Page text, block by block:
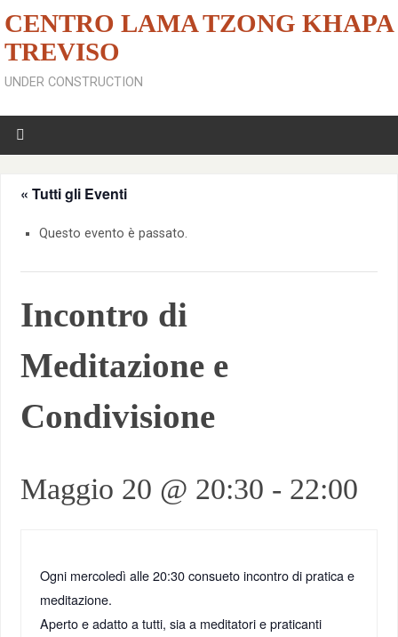
CENTRO LAMA TZONG KHAPA
TREVISO
UNDER CONSTRUCTION
« Tutti gli Eventi
Questo evento è passato.
Incontro di
Meditazione e
Condivisione
Maggio 20 @ 20:30 - 22:00
Ogni mercoledì alle 20:30 consueto incontro di pratica e
meditazione.
Aperto e adatto a tutti, sia a meditatori e praticanti